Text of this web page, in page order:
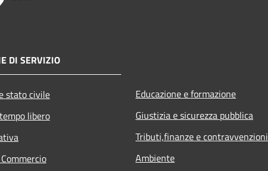
DI SERVIZIO
stato civile
libero
Educazione e formazione
Giustizia e sicurezza pubblica
Tributi,finanze e contravvenzioni
Ambiente